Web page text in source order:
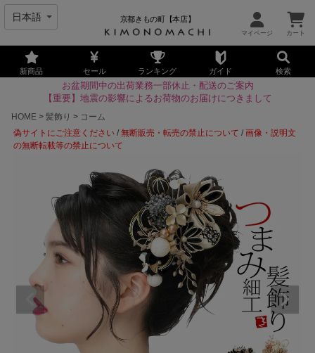
京都きもの町【本店】
新商品 セール ランキング ガイド 検索
お盆期間中の出荷業務一部休止・配送のご案内
【重要】地震の影響によるお荷物のお届けにつきまして
HOME
髪飾り
コーム
偽サイトにご注意ください /無断販売・転売の禁止について /画像・説明文
の無断転載等の禁止について